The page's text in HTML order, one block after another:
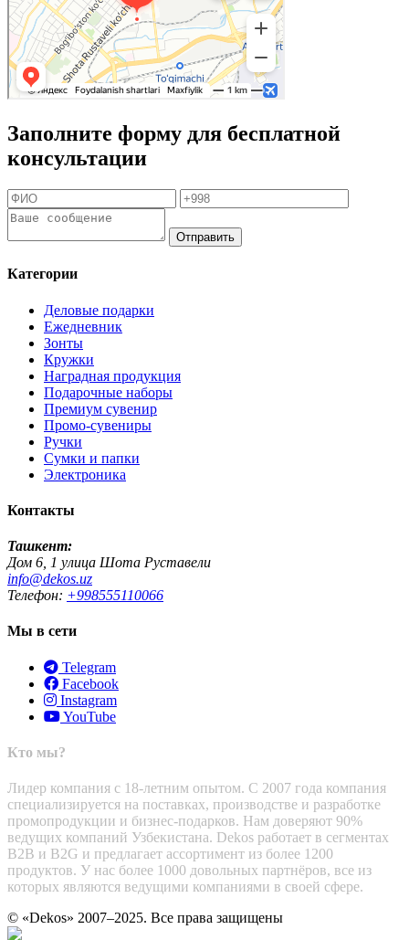
Заполните форму для бесплатной
консультации
Отправить
Категории
Деловые подарки
Ежедневник
Зонты
Кружки
Наградная продукция
Подарочные наборы
Премиум сувенир
Промо-сувениры
Ручки
Сумки и папки
Электроника
Контакты
Ташкент:
Дом 6, 1 улица Шота Руставели
info@dekos.uz
Телефон: +998555110066
Мы в сети
Telegram
Facebook
Instagram
YouTube
Кто мы?
Лидер компания с 18-летним опытом. С 2007 года компания
специализируется на поставках, производстве и разработке
промопродукции и бизнес-подарков. Нам доверяют 90%
ведущих компаний Узбекистана. Dekos работает в сегментах
B2B и B2G и предлагает ассортимент из более 1200
продуктов. У нас более 1000 довольных партнёров, все из
которых являются ведущими компаниями в своей сфере.
© «Dekos» 2007–2025. Все права защищены